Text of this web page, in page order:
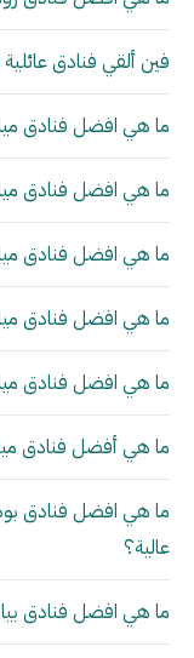
فين ألقي فنادق
ما هي افضل فنادق
ما هي افضل فنادق
ما هي افضل فنادق
ما هي افضل فنادق
ما هي افضل فنادق
ما هي أفضل فنادق
ما هي افضل فنادق
عالية؟
ما هي افضل فنادق